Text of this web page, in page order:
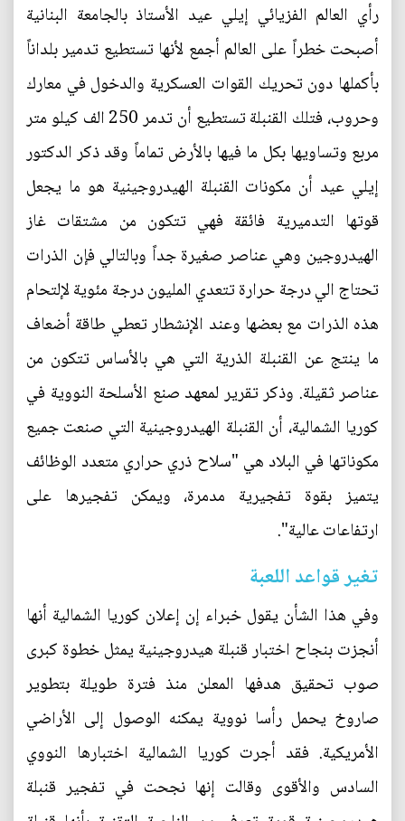
رأي العالم الفزيائي إيلي عيد الأستاذ بالجامعة البنانية
أصبحت خطراً على العالم أجمع لأنها تستطيع تدمير بلداناً
بأكملها دون تحريك القوات العسكرية والدخول في معارك
وحروب، فتلك القنبلة تستطيع أن تدمر 250 الف كيلو متر
مربع وتساويها بكل ما فيها بالأرض تماماً وقد ذكر الدكتور
إيلي عيد أن مكونات القنبلة الهيدروجينية هو ما يجعل
قوتها التدميرية فائقة فهي تتكون من مشتقات غاز
الهيدروجين وهي عناصر صغيرة جداً وبالتالي فإن الذرات
تحتاج الي درجة حرارة تتعدي المليون درجة مئوية لإلتحام
هذه الذرات مع بعضها وعند الإنشطار تعطي طاقة أضعاف
ما ينتج عن القنبلة الذرية التي هي بالأساس تتكون من
عناصر ثقيلة. وذكر تقرير لمعهد صنع الأسلحة النووية في
كوريا الشمالية، أن القنبلة الهيدروجينية التي صنعت جميع
مكوناتها في البلاد هي "سلاح ذري حراري متعدد الوظائف
يتميز بقوة تفجيرية مدمرة، ويمكن تفجيرها على
ارتفاعات عالية".
تغير قواعد اللعبة
وفي هذا الشأن يقول خبراء إن إعلان كوريا الشمالية أنها
أنجزت بنجاح اختبار قنبلة هيدروجينية يمثل خطوة كبرى
صوب تحقيق هدفها المعلن منذ فترة طويلة بتطوير
صاروخ يحمل رأسا نووية يمكنه الوصول إلى الأراضي
الأمريكية. فقد أجرت كوريا الشمالية اختبارها النووي
السادس والأقوى وقالت إنها نجحت في تفجير قنبلة